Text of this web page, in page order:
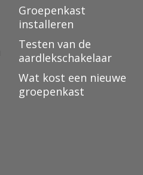
Groepenkast
installeren
Testen van de
aardlekschakelaar
Wat kost een nieuwe
groepenkast